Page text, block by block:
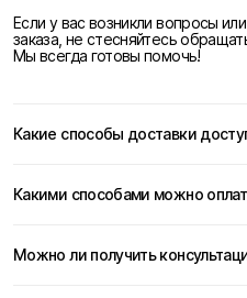
Если у вас возникли вопросы
заказа, не стесняйтесь
Мы всегда готовы помочь!
Какие способы доставки
Какими способами можно
Можно ли получить